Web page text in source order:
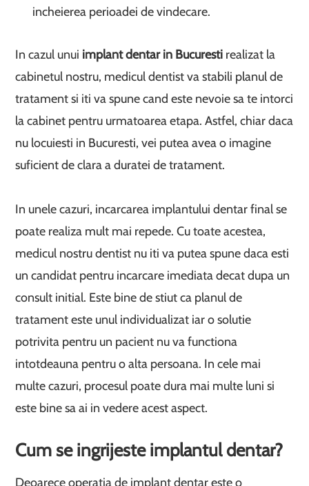
incheierea perioadei de vindecare.
In cazul unui implant dentar in Bucuresti realizat la
cabinetul nostru, medicul dentist va stabili planul de
tratament si iti va spune cand este nevoie sa te intorci
la cabinet pentru urmatoarea etapa. Astfel, chiar daca
nu locuiesti in Bucuresti, vei putea avea o imagine
suficient de clara a duratei de tratament.
In unele cazuri, incarcarea implantului dentar final se
poate realiza mult mai repede. Cu toate acestea,
medicul nostru dentist nu iti va putea spune daca esti
un candidat pentru incarcare imediata decat dupa un
consult initial. Este bine de stiut ca planul de
tratament este unul individualizat iar o solutie
potrivita pentru un pacient nu va functiona
intotdeauna pentru o alta persoana. In cele mai
multe cazuri, procesul poate dura mai multe luni si
este bine sa ai in vedere acest aspect.
Cum se ingrijeste implantul dentar?
Deoarece operatia de implant dentar este o